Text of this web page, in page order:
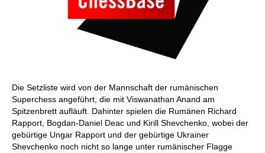
Die Setzliste wird von der Mannschaft der rumänischen
Superchess angeführt, die mit Viswanathan Anand am
Spitzenbrett aufläuft. Dahinter spielen die Rumänen Richard
Rapport, Bogdan-Daniel Deac und Kirill Shevchenko, wobei der
gebürtige Ungar Rapport und der gebürtige Ukrainer
Shevchenko noch nicht so lange unter rumänischer Flagge